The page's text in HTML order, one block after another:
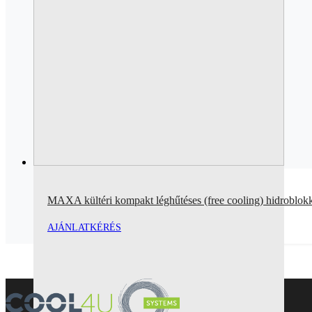
MAXA kültéri kompakt léghűtéses (free cooling)
AJÁNLATKÉRÉS